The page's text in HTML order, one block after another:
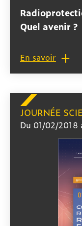
Quel avenir ?
En savoir
JOURNÉE
Du 01/02/